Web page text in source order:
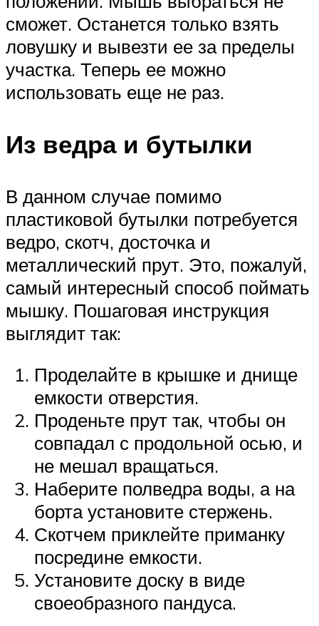
сможет. Останется только взять
ловушку и вывезти ее за пределы
участка. Теперь ее можно
использовать еще не раз.
Из ведра и бутылки
В данном случае помимо
пластиковой бутылки потребуется
ведро, скотч, досточка и
металлический прут. Это, пожалуй,
самый интересный способ поймать
мышку. Пошаговая инструкция
выглядит так:
Проделайте в крышке и днище
емкости отверстия.
Проденьте прут так, чтобы он
совпадал с продольной осью, и
не мешал вращаться.
Наберите полведра воды, а на
борта установите стержень.
Скотчем приклейте приманку
посредине емкости.
Установите доску в виде
своеобразного пандуса.